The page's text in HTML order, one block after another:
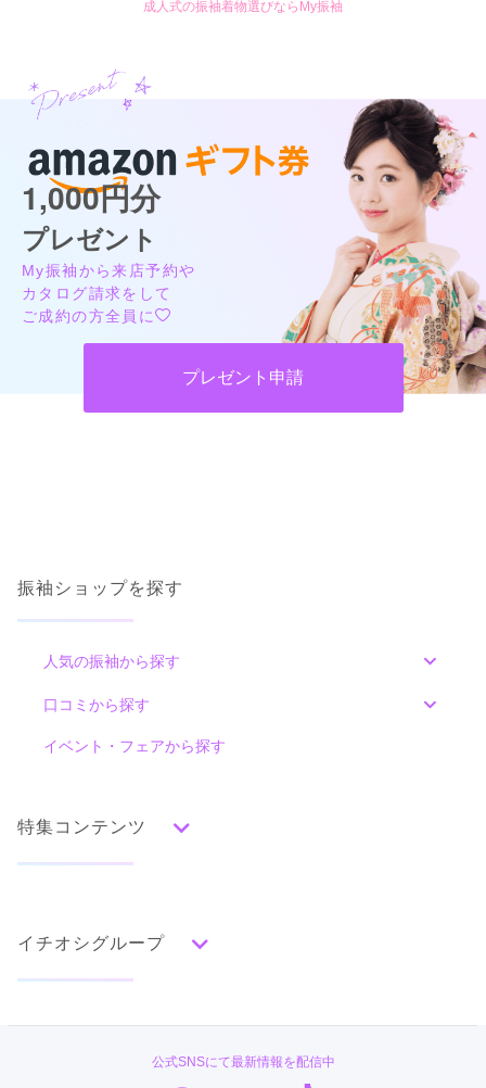
成人式の振袖着物選びならMy振袖
1,000円分
プレゼント
My振袖から来店予約や
カタログ請求をして
ご成約の方全員に
プレゼント申請
振袖ショップを探す
人気の振袖から探す
色別ランキング
グレー
黒 その他
レトロ
梅 菊 松 竹 牡丹
鶴 車
口コミから探す
口コミ一覧
イベント・フェアから探す
特集コンテンツ
ママ振特集
個性的振袖コーディネート特集
成人式レポート
振袖ブランド特集
イチオシグループ
公式SNSにて最新情報を配信中